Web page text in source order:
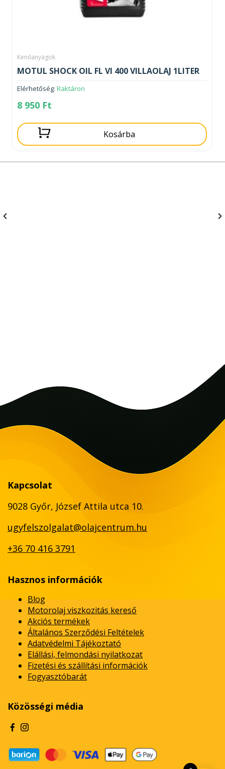
Kenőanyagok
MOTUL SHOCK OIL FL VI 400 VILLAOLAJ 1LITER
Elérhetőség: Raktáron
8 950 Ft
Kosárba
Kapcsolat
9028 Győr, József Attila utca 10.
ugyfelszolgalat@olajcentrum.hu
+36 70 416 3791
Hasznos információk
Blog
Motorolaj viszkozitás kereső
Akciós termékek
Általános Szerződési Feltételek
Adatvédelmi Tájékoztató
Elállási, felmondási nyilatkozat
Fizetési és szállítási információk
Fogyasztóbarát
Közösségi média